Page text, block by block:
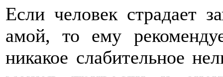
Если человек страдает
амой, то ему
никакое слабительное